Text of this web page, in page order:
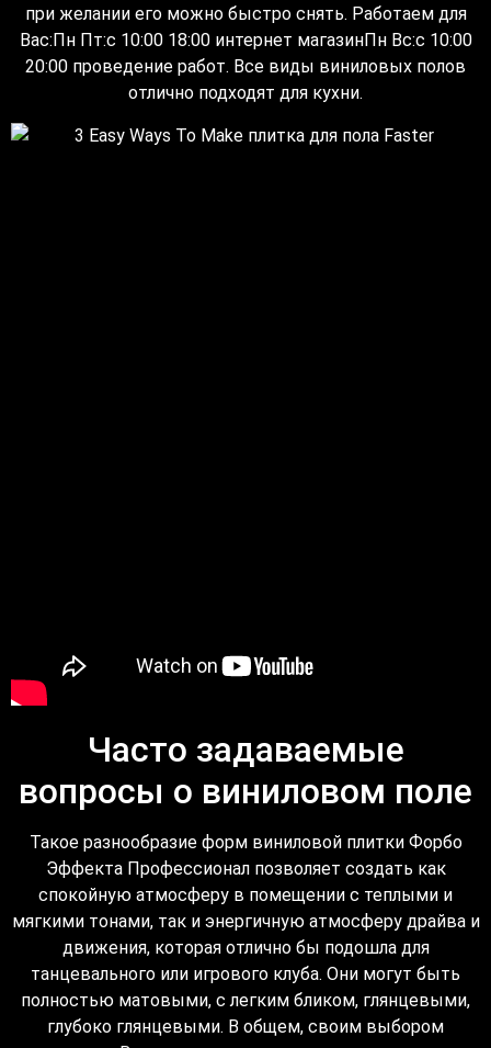
при желании его можно быстро снять. Работаем для
Вас:Пн Пт:с 10:00 18:00 интернет магазинПн Вс:с 10:00
20:00 проведение работ. Все виды виниловых полов
отлично подходят для кухни.
Часто задаваемые
вопросы о виниловом поле
Такое разнообразие форм виниловой плитки Форбо
Эффекта Профессионал позволяет создать как
спокойную атмосферу в помещении с теплыми и
мягкими тонами, так и энергичную атмосферу драйва и
движения, которая отлично бы подошла для
танцевального или игрового клуба. Они могут быть
полностью матовыми, с легким бликом, глянцевыми,
глубоко глянцевыми. В общем, своим выбором